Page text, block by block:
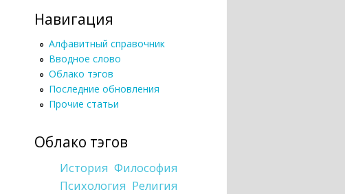
Навигация
Алфавитный справочник
Вводное слово
Облако тэгов
Последние обновления
Прочие статьи
Облако тэгов
История Философия
Психология Религия